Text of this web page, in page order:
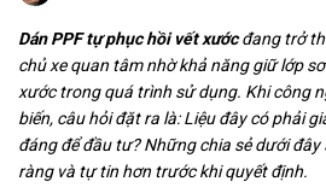
Dán PPF tự phục hồi vết xướcđang trở
chủ xe quan tâm nhờ khả năng giữ lớp
xước trong quá trình sử dụng. Khi công
biến, câu hỏi đặt ra là: Liệu đây có phải
đáng để đầu tư? Những chia sẻ dưới đây
ràng và tự tin hơn trước khi quyết định.